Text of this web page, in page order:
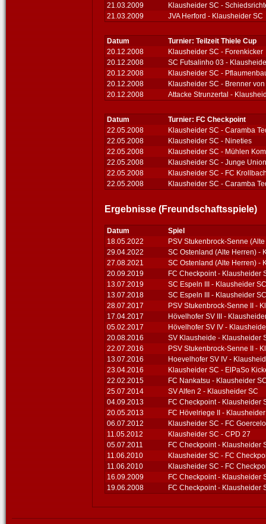
21.03.2009
Klausheider SC -
21.03.2009
JVA Herford - Klausheider SC
Datum
Turnier: Teilzeit Thiele Cup
20.12.2008
Klausheider SC - Forenkicker
20.12.2008
SC Futsalinho 03 -
20.12.2008
Klausheider SC -
20.12.2008
Klausheider SC - Brenner
20.12.2008
Attacke Strunzertal -
Datum
Turnier: FC Checkpoint
22.05.2008
Klausheider SC - Caramba
22.05.2008
Klausheider SC - Nineties
22.05.2008
Klausheider SC - Mühlen
22.05.2008
Klausheider SC - Junge Union
22.05.2008
Klausheider SC - FC
22.05.2008
Klausheider SC - Caramba
Ergebnisse (Freundschaftsspiele)
Datum
Spiel
18.05.2022
PSV Stukenbrock-Senne
29.04.2022
SC Ostenland (Alte Herren) -
27.08.2021
SC Ostenland (Alte Herren) -
20.09.2019
FC Checkpoint - Klausheider
13.07.2019
SC Espeln III - Klausheider SC
13.07.2018
SC Espeln III - Klausheider SC
28.07.2017
PSV Stukenbrock-Senne II -
17.04.2017
Hövelhofer SV III -
05.02.2017
Hövelhofer SV IV -
20.08.2016
SV Klausheide - Klausheider
22.07.2016
PSV Stukenbrock-Senne II -
13.07.2016
Hoevelhofer SV IV -
23.04.2016
Klausheider SC - ElPaSo
22.02.2015
FC Nankatsu - Klausheider
25.07.2014
SV Alfen 2 - Klausheider SC
04.09.2013
FC Checkpoint - Klausheider
20.05.2013
FC Hövelriege II -
06.07.2012
Klausheider SC - FC
11.05.2012
Klausheider SC - CPD 27
05.07.2011
FC Checkpoint - Klausheider
11.06.2010
Klausheider SC - FC
11.06.2010
Klausheider SC - FC
16.09.2009
FC Checkpoint - Klausheider
19.06.2008
FC Checkpoint - Klausheider